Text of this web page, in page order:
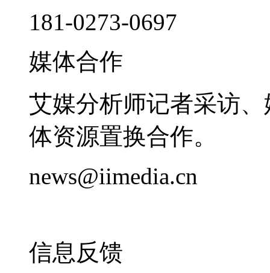
181-0273-0697
媒体合作
艾媒分析师记者采访
体资源置换合作。
news@iimedia.cn
信息反馈